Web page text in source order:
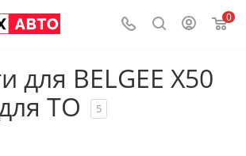
0
для BELGEE X50
ТО
5